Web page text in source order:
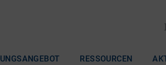
RESSOURCEN